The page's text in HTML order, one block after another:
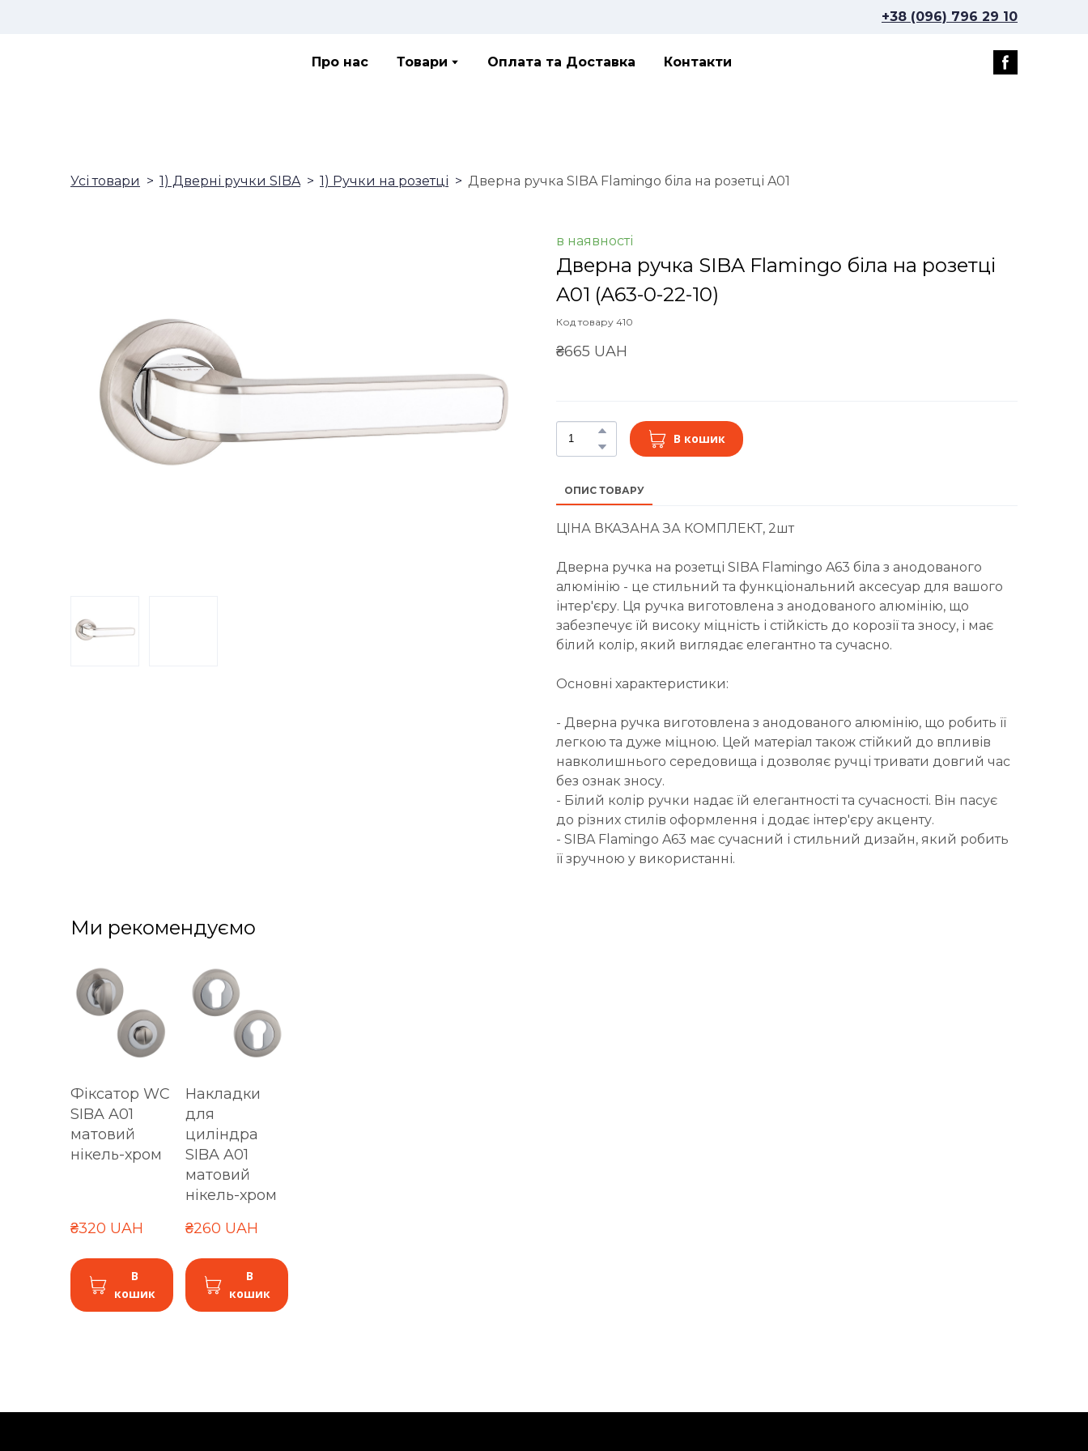
+38 (096) 796 29 10
Про нас Товари Оплата та Доставка Контакти
Усі товари 1) Дверні ручки SIBA 1) Ручки на розетці Дверна ручка SIBA Flamingo біла на розетці A01
в наявності
Дверна ручка SIBA Flamingo біла на розетці
A01 (A63-0-22-10)
Код товару 410
₴665 UAH
В кошик
ОПИС ТОВАРУ
ЦІНА ВКАЗАНА ЗА КОМПЛЕКТ, 2шт
Дверна ручка на розетці SIBA Flamingo A63 біла з анодованого
алюмінію - це стильний та функціональний аксесуар для вашого
інтер'єру. Ця ручка виготовлена з анодованого алюмінію, що
забезпечує їй високу міцність і стійкість до корозії та зносу, і має
білий колір, який виглядає елегантно та сучасно.
Основні характеристики:
- Дверна ручка виготовлена з анодованого алюмінію, що робить її
легкою та дуже міцною. Цей матеріал також стійкий до впливів
навколишнього середовища і дозволяє ручці тривати довгий час
без ознак зносу.
- Білий колір ручки надає їй елегантності та сучасності. Він пасує
до різних стилів оформлення і додає інтер'єру акценту.
- SIBA Flamingo A63 має сучасний і стильний дизайн, який робить
її зручною у використанні.
Ми рекомендуємо
Фіксатор WC
SIBA A01
матовий
нікель-хром
₴320 UAH
В
кошик
Накладки
для
циліндра
SIBA A01
матовий
нікель-хром
₴260 UAH
В
кошик